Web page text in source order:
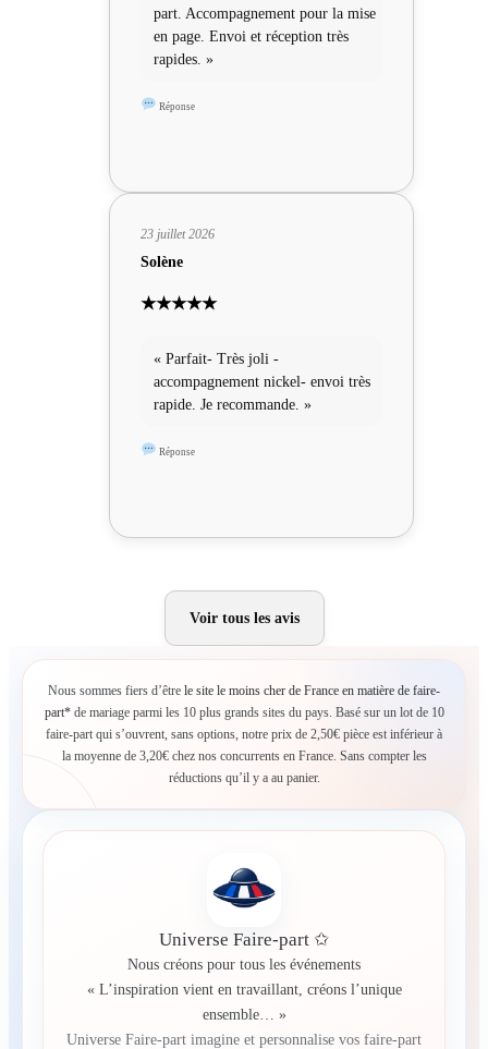
part. Accompagnement pour la mise
en page. Envoi et réception très
rapides. »
Réponse
23 juillet 2026
Solène
★★★★★
« Parfait- Très joli -
accompagnement nickel- envoi très
rapide. Je recommande. »
Réponse
Voir tous les avis
Nous sommes fiers d’être le site le moins cher de France en matière de faire-
part*de mariage parmi les 10 plus grands sites du pays. Basé sur un lot de 10
faire-part qui s’ouvrent, sans options, notre prix de 2,50€ pièce est inférieur à
la moyenne de 3,20€ chez nos concurrents en France. Sans compter les
réductions qu’il y a au panier.
Universe Faire-part ✩
Nous créons pour tous les événements
« L’inspiration vient en travaillant, créons l’unique
ensemble… »
Universe Faire-part imagine et personnalise vos faire-part